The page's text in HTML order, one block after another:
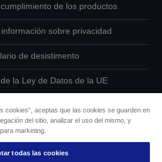
de los productos
sobre privacidad
de desistimento
la Ley de Datos de la UE
sobre cookies
de accesibilidad de Epson
cookies”, aceptas que las cookies se guarden en
del sitio, analizar el uso del mismo, y
marketing.
todas las cookies